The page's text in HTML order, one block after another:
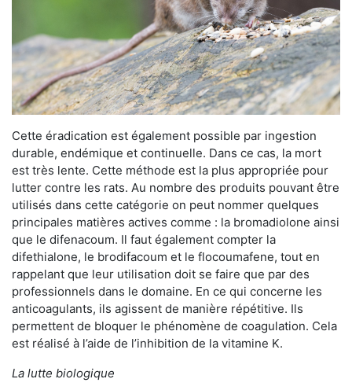
Cette éradication est également possible par ingestion
durable, endémique et continuelle. Dans ce cas, la mort
est très lente. Cette méthode est la plus appropriée pour
lutter contre les rats. Au nombre des produits pouvant être
utilisés dans cette catégorie on peut nommer quelques
principales matières actives comme : la bromadiolone ainsi
que le difenacoum. Il faut également compter la
difethialone, le brodifacoum et le flocoumafene, tout en
rappelant que leur utilisation doit se faire que par des
professionnels dans le domaine. En ce qui concerne les
anticoagulants, ils agissent de manière répétitive. Ils
permettent de bloquer le phénomène de coagulation. Cela
est réalisé à l’aide de l’inhibition de la vitamine K.
La lutte biologique